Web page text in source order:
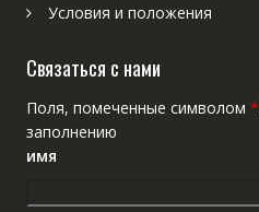
Условия и положения
Связаться с нами
Поля, помеченные символом *
заполнению
имя